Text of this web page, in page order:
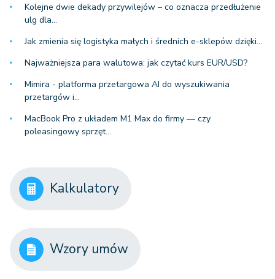
Kolejne dwie dekady przywilejów – co oznacza przedłużenie
ulg dla…
Jak zmienia się logistyka małych i średnich e-sklepów dzięki…
Najważniejsza para walutowa: jak czytać kurs EUR/USD?
Mimira - platforma przetargowa AI do wyszukiwania
przetargów i…
MacBook Pro z układem M1 Max do firmy — czy
poleasingowy sprzęt…
Kalkulatory
Wzory umów